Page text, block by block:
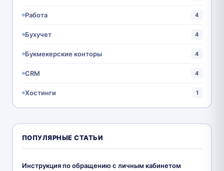
Работа 4
Бухучет 4
Букмекерские конторы 4
CRM 4
Хостинги 1
ПОПУЛЯРНЫЕ СТАТЬИ
Инструкция по обращению с личным кабинетом